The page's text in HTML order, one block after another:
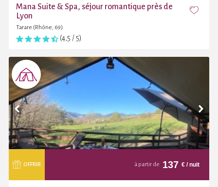
Mana Suite & Spa, séjour romantique près de
Lyon
Tarare (Rhône, 69)
(4,5 / 5)
OFFRIR à partir de 137 € / nuit